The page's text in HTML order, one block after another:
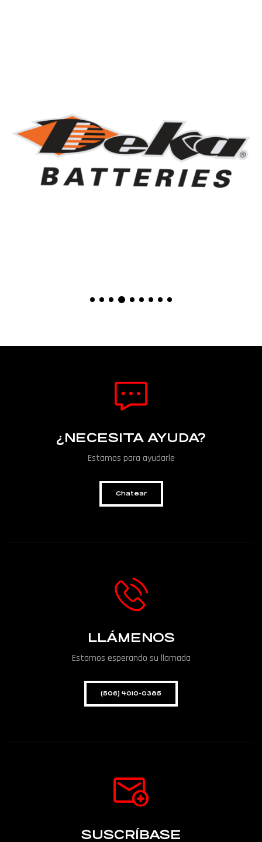
¿NECESITA AYUDA?
Estamos para ayudarle
Chatear
LLÁMENOS
Estamos esperando su llamada
(506) 4010-0385
SUSCRÍBASE